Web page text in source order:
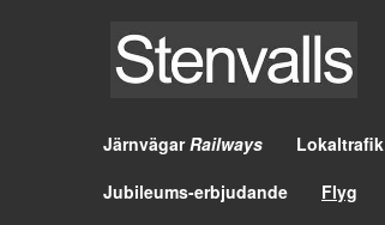
JärnvägarRailways Lokaltrafik
Jubileums-erbjudande
Flyg